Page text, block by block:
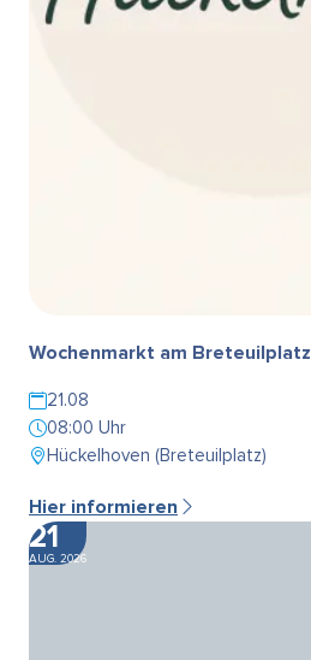
Wochenmarkt am Breteuilplatz
21.08
08:00 Uhr
Hückelhoven (Breteuilplatz)
Hier informieren
21
AUG. 2026